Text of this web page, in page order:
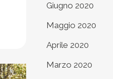
Giugno 2020
Maggio 2020
Aprile 2020
Marzo 2020